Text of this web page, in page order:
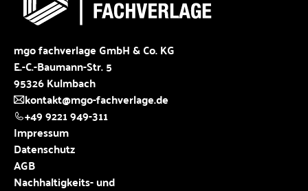
mgo fachverlage GmbH & Co. KG
E.-C.-Baumann-Str. 5
95326 Kulmbach
kontakt@mgo-fachverlage.de
+49 9221 949-311
Impressum
Datenschutz
AGB
Nachhaltigkeits- und